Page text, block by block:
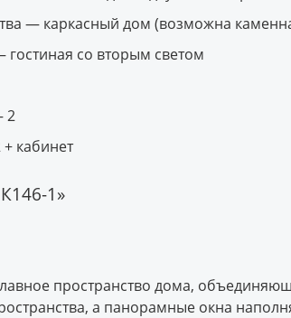
— каркасный дом (возможна
со вторым светом
2
кабинет
1»
пространство дома,
а панорамные окна